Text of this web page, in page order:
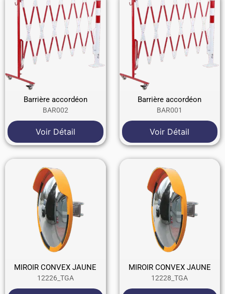
Barrière accordéon
BAR002
Voir Détail
Barrière accordéon
BAR001
Voir Détail
MIROIR CONVEX JAUNE
12226_TGA
MIROIR CONVEX JAUNE
12228_TGA